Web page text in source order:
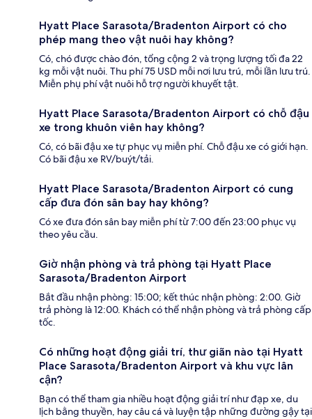
Hyatt Place Sarasota/Bradenton Airport có cho
phép mang theo vật nuôi hay không?
Có, chó được chào đón, tổng cộng 2 và trọng lượng tối đa 22
kg mỗi vật nuôi. Thu phí 75 USD mỗi nơi lưu trú, mỗi lần lưu trú.
Miễn phụ phí vật nuôi hỗ trợ người khuyết tật.
Hyatt Place Sarasota/Bradenton Airport có chỗ đậu
xe trong khuôn viên hay không?
Có, có bãi đậu xe tự phục vụ miễn phí. Chỗ đậu xe có giới hạn.
Có bãi đậu xe RV/buýt/tải.
Hyatt Place Sarasota/Bradenton Airport có cung
cấp đưa đón sân bay hay không?
Có xe đưa đón sân bay miễn phí từ 7:00 đến 23:00 phục vụ
theo yêu cầu.
Giờ nhận phòng và trả phòng tại Hyatt Place
Sarasota/Bradenton Airport
Bắt đầu nhận phòng: 15:00; kết thúc nhận phòng: 2:00. Giờ
trả phòng là 12:00. Khách có thể nhận phòng và trả phòng cấp
tốc.
Có những hoạt động giải trí, thư giãn nào tại Hyatt
Place Sarasota/Bradenton Airport và khu vực lân
cận?
Bạn có thể tham gia nhiều hoạt động giải trí như đạp xe, du
lịch bằng thuyền, hay câu cá và luyện tập những đường gậy tại